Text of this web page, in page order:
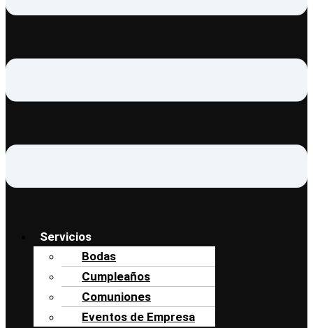
Servicios
Bodas
Cumpleaños
Comuniones
Eventos de Empresa